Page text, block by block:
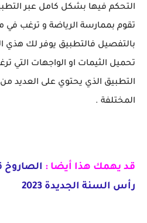
التحكم فيها بشكل كامل عبر
تقوم بممارسة الرياضة و ترغب في
بالتفصيل فالتطبيق يوفر لك هذي
تحميل الثيمات او الواجهات التي
التطبيق الذي يحتوي على العديد
المختلفة .
قد يهمك هذا أيضا : الصاروخ
رأس السنة الجديدة 2023